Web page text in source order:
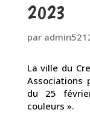
2023
par
La ville du
Associations
du 25
couleurs ».